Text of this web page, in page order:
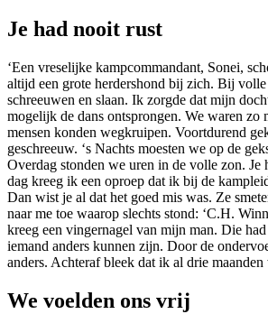
Je had nooit rust
‘Een vreselijke kampcommandant, Sonei,
altijd een grote herdershond bij zich. Bij
schreeuwen en slaan. Ik zorgde dat mijn
mogelijk de dans ontsprongen. We waren zo
mensen konden wegkruipen. Voortdurend
geschreeuw. ‘s Nachts moesten we op de
Overdag stonden we uren in de volle zon. Je
dag kreeg ik een oproep dat ik bij de
Dan wist je al dat het goed mis was. Ze
naar me toe waarop slechts stond: ‘C.H.
kreeg een vingernagel van mijn man. Die
iemand anders kunnen zijn. Door de
anders. Achteraf bleek dat ik al drie maanden
We voelden ons vrij